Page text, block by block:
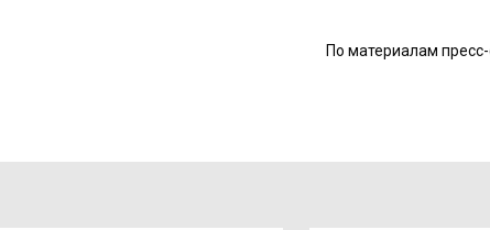
По материалам